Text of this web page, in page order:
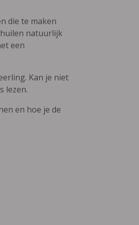
die te maken
natuurlijk
een
Kan je niet
lezen.
en hoe je de